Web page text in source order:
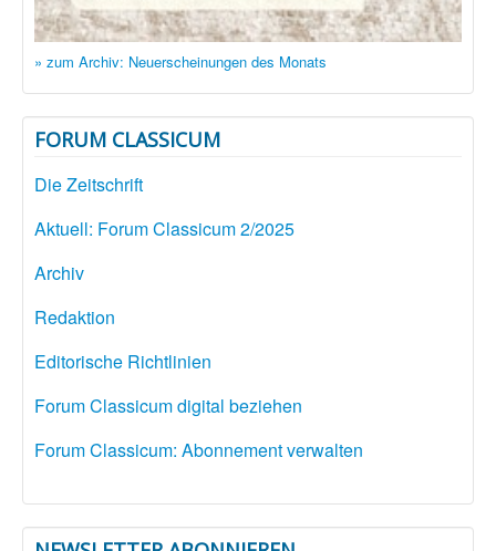
» zum Archiv: Neuerscheinungen des Monats
FORUM CLASSICUM
Die Zeitschrift
Aktuell: Forum Classicum 2/2025
Archiv
Redaktion
Editorische Richtlinien
Forum Classicum digital beziehen
Forum Classicum: Abonnement verwalten